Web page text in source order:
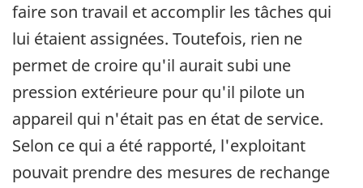
faire son travail et accomplir les tâches qui
lui étaient assignées. Toutefois, rien ne
permet de croire qu'il aurait subi une
pression extérieure pour qu'il pilote un
appareil qui n'était pas en état de service.
Selon ce qui a été rapporté, l'exploitant
pouvait prendre des mesures de rechange